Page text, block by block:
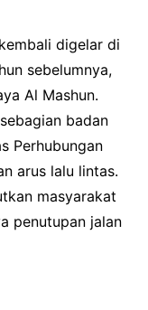
digelar di
sebelumnya,
Al Mashun.
badan
Perhubungan
arus lalu lintas.
masyarakat
penutupan jalan